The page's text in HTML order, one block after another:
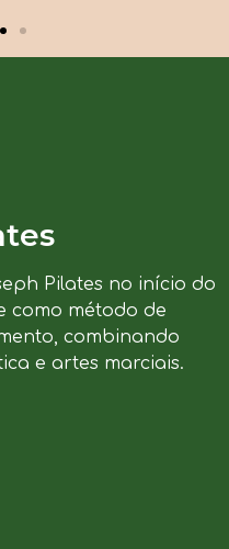
Pilates no início do
como método de
combinando
e artes marciais.